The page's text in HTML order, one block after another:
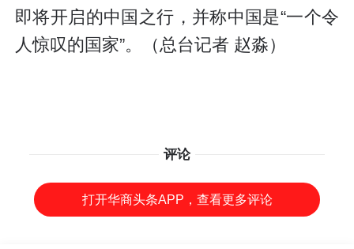
即将开启的中国之行，并称中国是“一个令
人惊叹的国家”。（总台记者 赵淼）
评论
打开华商头条APP，查看更多评论